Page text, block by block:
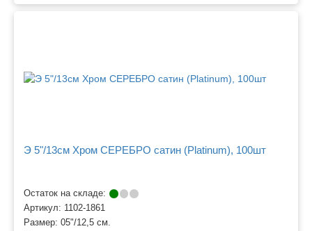
Э 5"/13см Хром СЕРЕБРО сатин (Platinum), 100шт
Остаток на складе:
Артикул: 1102-1861
Размер: 05"/12,5 см.